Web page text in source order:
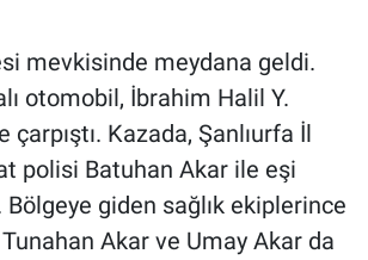
mevkisinde meydana geldi.
otomobil, İbrahim Halil Y.
Kazada, Şanlıurfa İl
polisi Batuhan Akar ile eşi
giden sağlık ekiplerince
Akar ve Umay Akar da